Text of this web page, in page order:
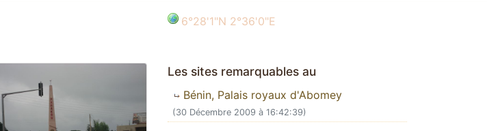
6°28'1"N 2°36'0"E
Les sites remarquables au
Bénin, Palais royaux d'Abomey
(30 Décembre 2009 à 16:42:39)